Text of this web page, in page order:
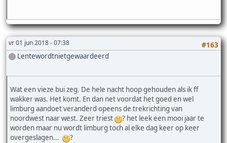
vr 01 jun 2018 - 07:38
#163
Lentewordtnietgewaardeerd
Wat een vieze bui zeg. De hele nacht hoop gehouden als ik ff
wakker was. Het komt. En dan net voordat het goed en wel
limburg aandoet veranderd opeens de trekrichting van
noordwest naar west. Zeer triest
? het leek een mooi jaar te
worden maar nu wordt limburg toch al elke dag keer op keer
overgeslagen...
?